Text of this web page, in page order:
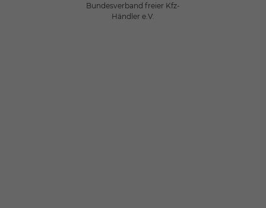
Bundesverband freier Kfz-
Händler e.V.